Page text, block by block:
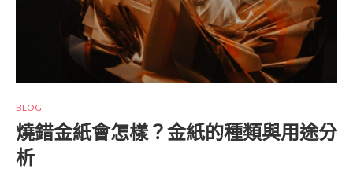
BLOG
燒錯金紙會怎樣？金紙的種類與用途分
析